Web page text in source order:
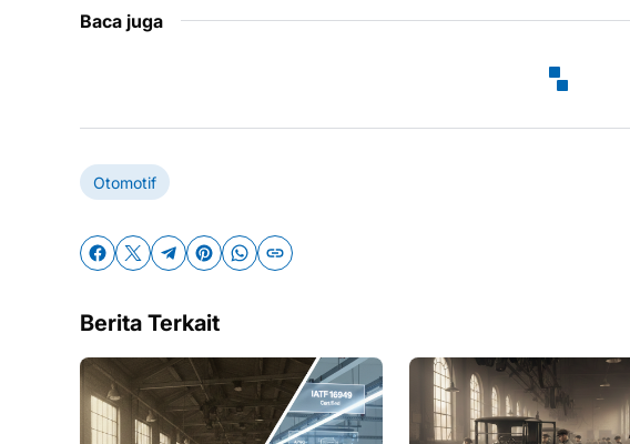
Baca juga
Otomotif
Berita Terkait